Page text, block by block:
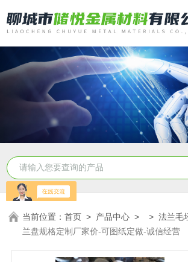
当前位置：首页 > 产品中心 > >法兰毛
兰盘规格定制厂家价-可图纸定做-诚信经营